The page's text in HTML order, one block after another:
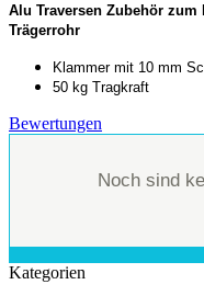
Alu Traversen Zubehör zum
Trägerrohr
Klammer mit 10 mm
50 kg Tragkraft
Bewertungen
Noch sind
Kategorien